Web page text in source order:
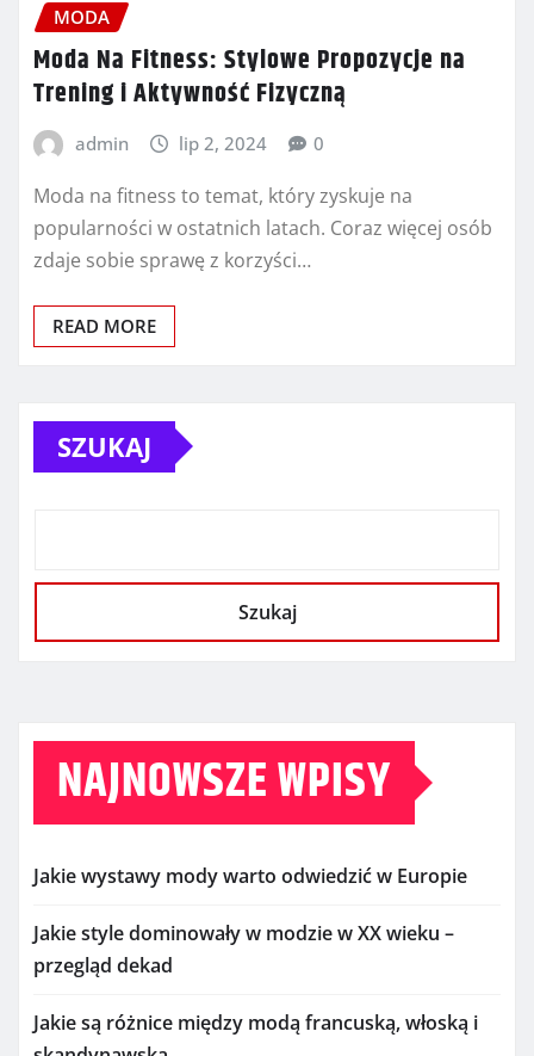
MODA
Moda Na Fitness: Stylowe Propozycje na
Trening i Aktywność Fizyczną
admin lip 2, 2024 0
Moda na fitness to temat, który zyskuje na
popularności w ostatnich latach. Coraz więcej osób
zdaje sobie sprawę z korzyści…
READ MORE
SZUKAJ
Szukaj
NAJNOWSZE WPISY
Jakie wystawy mody warto odwiedzić w Europie
Jakie style dominowały w modzie w XX wieku –
przegląd dekad
Jakie są różnice między modą francuską, włoską i